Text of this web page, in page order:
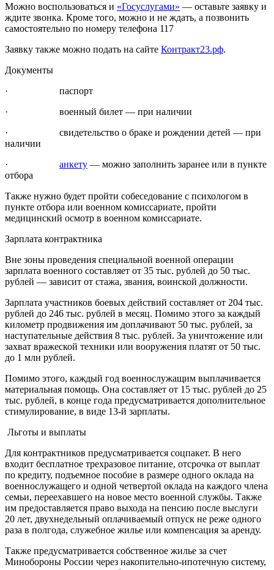
Можно воспользоваться и «Госуслугами» — оставьте заявку и
ждите звонка. Кроме того, можно и не ждать, а позвонить
самостоятельно по номеру телефона 117
Заявку также можно подать на сайте Контракт23.рф.
Документы
· паспорт
· военный билет — при наличии
· свидетельство о браке и рождении детей — при
наличии
· анкету — можно заполнить заранее или в пункте
отбора
Также нужно будет пройти собеседование с психологом в
пункте отбора или военном комиссариате, пройти
медицинский осмотр в военном комиссариате.
Зарплата контрактника
Вне зоны проведения специальной военной операции
зарплата военного составляет от 35 тыс. рублей до 50 тыс.
рублей — зависит от стажа, звания, воинской должности.
Зарплата участников боевых действий составляет от 204 тыс.
рублей до 246 тыс. рублей в месяц. Помимо этого за каждый
километр продвижения им доплачивают 50 тыс. рублей, за
наступательные действия 8 тыс. рублей. За уничтожение или
захват вражеской техники или вооружения платят от 50 тыс.
до 1 млн рублей.
Помимо этого, каждый год военнослужащим выплачивается
материальная помощь. Она составляет от 15 тыс. рублей до 25
тыс. рублей, в конце года предусматривается дополнительное
стимулирование, в виде 13-й зарплаты.
Льготы и выплаты
Для контрактников предусматривается соцпакет. В него
входит бесплатное трехразовое питание, отсрочка от выплат
по кредиту, подъемное пособие в размере одного оклада на
военнослужащего и одной четвертой оклада на каждого члена
семьи, переехавшего на новое место военной службы. Также
им предоставляется право выхода на пенсию после выслуги
20 лет, двухнедельный оплачиваемый отпуск не реже одного
раза в полгода, служебное жилье или компенсация за аренду.
Также предусматривается собственное жилье за счет
Минобороны России через накопительно-ипотечную систему,